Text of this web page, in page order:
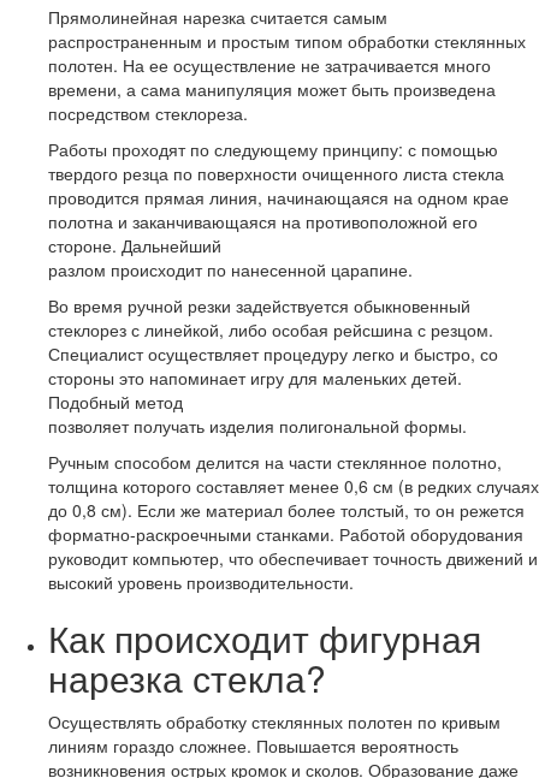
Прямолинейная нарезка считается самым
распространенным и простым типом обработки стеклянных
полотен. На ее осуществление не затрачивается много
времени, а сама манипуляция может быть произведена
посредством стеклореза.
Работы проходят по следующему принципу: с помощью
твердого резца по поверхности очищенного листа стекла
проводится прямая линия, начинающаяся на одном крае
полотна и заканчивающаяся на противоположной его
стороне. Дальнейший
разлом происходит по нанесенной царапине.
Во время ручной резки задействуется обыкновенный
стеклорез с линейкой, либо особая рейсшина с резцом.
Специалист осуществляет процедуру легко и быстро, со
стороны это напоминает игру для маленьких детей.
Подобный метод
позволяет получать изделия полигональной формы.
Ручным способом делится на части стеклянное полотно,
толщина которого составляет менее 0,6 см (в редких случаях
до 0,8 см). Если же материал более толстый, то он режется
форматно-раскроечными станками. Работой оборудования
руководит компьютер, что обеспечивает точность движений и
высокий уровень производительности.
Как происходит фигурная
нарезка стекла?
Осуществлять обработку стеклянных полотен по кривым
линиям гораздо сложнее. Повышается вероятность
возникновения острых кромок и сколов. Образование даже